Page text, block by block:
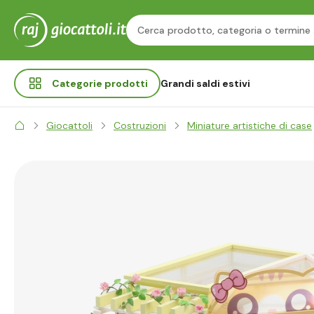
Categorie prodotti Grandi saldi estivi
Giocattoli Costruzioni Miniature artistiche di case